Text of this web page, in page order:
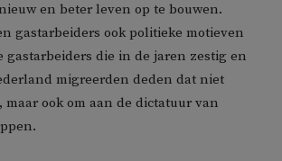
en beter leven op te bouwen.
gastarbeiders ook politieke motieven
gastarbeiders die in de jaren zestig en
migreerden deden dat niet
ook om aan de dictatuur van